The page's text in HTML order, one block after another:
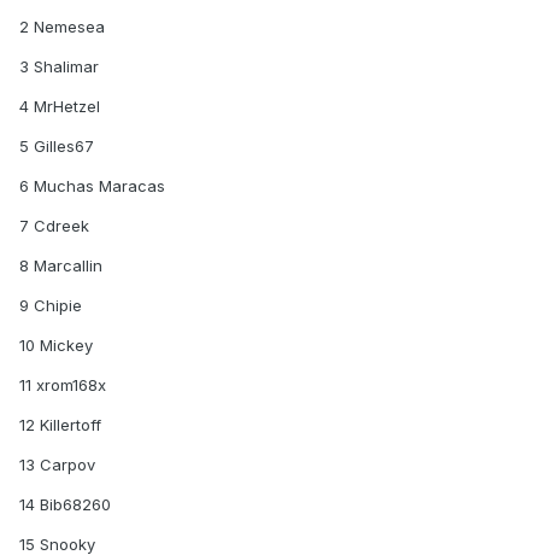
2 Nemesea
3 Shalimar
4 MrHetzel
5 Gilles67
6 Muchas Maracas
7 Cdreek
8 Marcallin
9 Chipie
10 Mickey
11 xrom168x
12 Killertoff
13 Carpov
14 Bib68260
15 Snooky